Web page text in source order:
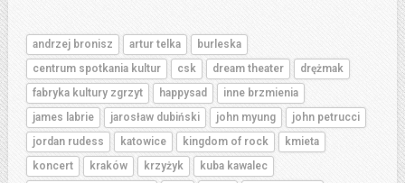
andrzej bronisz artur telka
burleska
centrum spotkania kultur
csk dream theater
drężmak
fabryka kultury zgrzyt
happysad
inne brzmienia
james labrie
jarosław dubiński john myung
john petrucci
jordan rudess
katowice kingdom of rock
kmieta
koncert
kraków krzyżyk
kuba kawalec